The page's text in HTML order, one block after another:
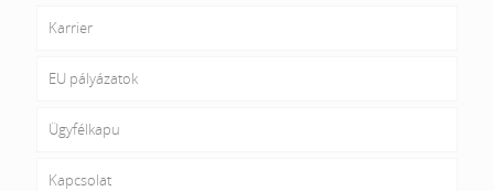
Karrier
EU pályázatok
Ügyfélkapu
Kapcsolat